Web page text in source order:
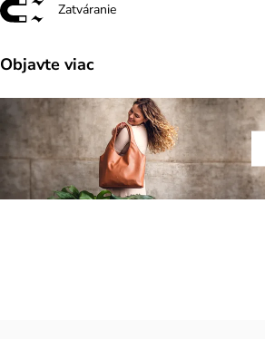
Zatváranie
Objavte viac